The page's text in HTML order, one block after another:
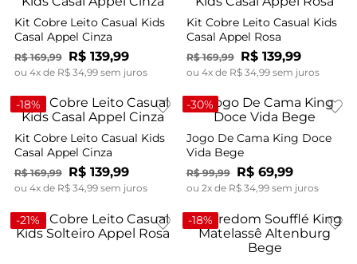
Kit Cobre Leito Casual Kids
Casal Appel Cinza
R$ 169,99 R$ 139,99
ou 4x de R$ 34, 99sem juros
Kit Cobre Leito Casual Kids
Casal Appel Rosa
R$ 169,99 R$ 139,99
ou 4x de R$ 34, 99sem juros
-18%
Kit Cobre Leito Casual Kids
Casal Appel Cinza
R$ 169,99 R$ 139,99
ou 4x de R$ 34,99sem juros
-30%
Jogo De Cama King Doce
Vida Bege
R$ 99,99 R$ 69,99
ou 2x de R$ 34,99sem juros
-21% -18%